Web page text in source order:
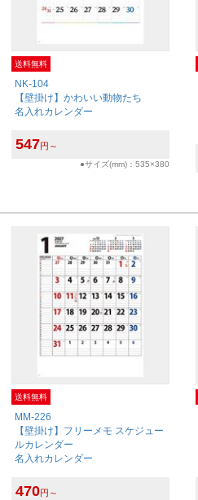
送料無料
NK-104
【壁掛け】かわいい動物たち
名入れカレンダー
547円～
●サイズ(mm)：535×380
送料無料
MM-226
【壁掛け】フリーメモ スケジュー
ルカレンダー
名入れカレンダー
470円～